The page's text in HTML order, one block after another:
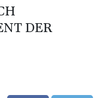
der Straße von
trauert mit Messi
DER